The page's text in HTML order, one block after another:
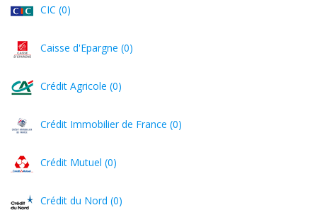
CIC (0)
Caisse d'Epargne (0)
Crédit Agricole (0)
Crédit Immobilier de France (0)
Crédit Mutuel (0)
Crédit du Nord (0)